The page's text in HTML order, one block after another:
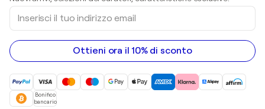
sculture
Dipinti acrilici
Inserisci
tuo
indirizzo
email
Ottieni ora il 10% di sconto
Bonifico
bancario